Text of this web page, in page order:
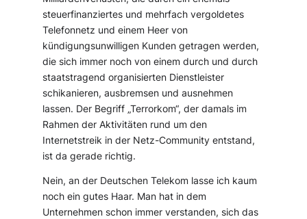
steuerfinanziertes und mehrfach vergoldetes
Telefonnetz und einem Heer von
kündigungsunwilligen Kunden getragen werden,
die sich immer noch von einem durch und durch
staatstragend organisierten Dienstleister
schikanieren, ausbremsen und ausnehmen
lassen. Der Begriff „Terrorkom“, der damals im
Rahmen der Aktivitäten rund um den
Internetstreik in der Netz-Community entstand,
ist da gerade richtig.
Nein, an der Deutschen Telekom lasse ich kaum
noch ein gutes Haar. Man hat in dem
Unternehmen schon immer verstanden, sich das